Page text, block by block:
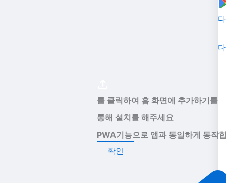
를 클릭하여 홈 화면에 추가하기를
통해 설치를 해주세요
PWA기능으로 앱과 동일하게 동작
확인